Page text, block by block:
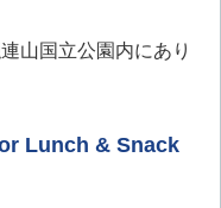
山国立公園内にあり
Lunch & Snack